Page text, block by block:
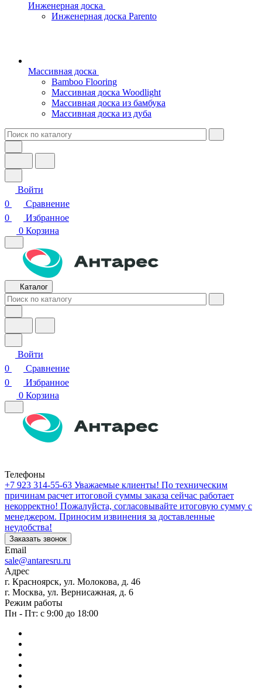
Инженерная доска
Инженерная доска Parento
Массивная доска
Bamboo Flooring
Массивная доска Woodlight
Массивная доска из бамбука
Массивная доска из дуба
Войти
0
Сравнение
0
Избранное
0 Корзина
Каталог
Войти
0
Сравнение
0
Избранное
0 Корзина
Телефоны
+7 923 314-55-63 Уважаемые клиенты! По техническим
причинам расчет итоговой суммы заказа сейчас работает
некорректно! Пожалуйста, согласовывайте итоговую сумму с
менеджером. Приносим извинения за доставленные
неудобства!
Заказать звонок
Email
sale@antaresru.ru
Адрес
г. Красноярск, ул. Молокова, д. 46
г. Москва, ул. Вернисажная, д. 6
Режим работы
Пн - Пт: с 9:00 до 18:00